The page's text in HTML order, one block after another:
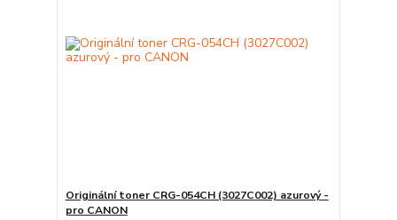
Originální toner CRG-054CH (3027C002) azurový -
pro CANON